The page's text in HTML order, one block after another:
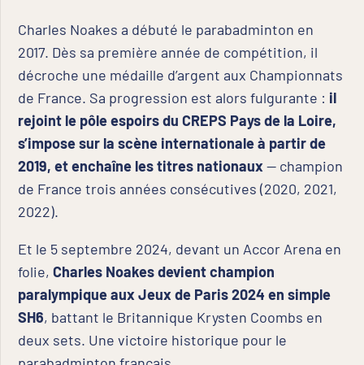
Charles Noakes a débuté le parabadminton en
2017. Dès sa première année de compétition, il
décroche une médaille d’argent aux Championnats
de France. Sa progression est alors fulgurante : il
rejoint le pôle espoirs du CREPS Pays de la Loire,
s’impose sur la scène internationale à partir de
2019, et enchaîne les titres nationaux— champion
de France trois années consécutives (2020, 2021,
2022).
Et le 5 septembre 2024, devant un Accor Arena en
folie, Charles Noakes devient champion
paralympique aux Jeux de Paris 2024 en simple
SH6, battant le Britannique Krysten Coombs en
deux sets. Une victoire historique pour le